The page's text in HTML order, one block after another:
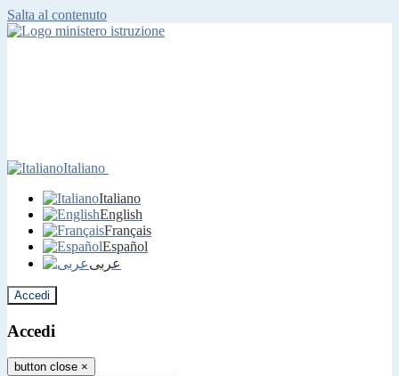
Salta al contenuto
Italiano
Italiano
English
Français
Español
عربى
Accedi
Accedi
button close ×